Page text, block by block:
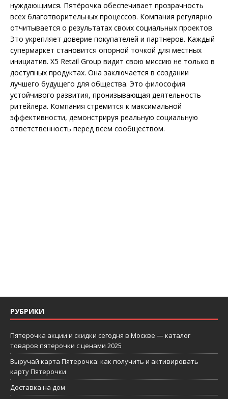
нуждающимся. Пятёрочка обеспечивает прозрачность
всех благотворительных процессов. Компания регулярно
отчитывается о результатах своих социальных проектов.
Это укрепляет доверие покупателей и партнеров. Каждый
супермаркет становится опорной точкой для местных
инициатив. X5 Retail Group видит свою миссию не только в
доступных продуктах. Она заключается в создании
лучшего будущего для общества. Это философия
устойчивого развития, пронизывающая деятельность
ритейлера. Компания стремится к максимальной
эффективности, демонстрируя реальную социальную
ответственность перед всем сообществом.
РУБРИКИ
Пятерочка акции и скидки сегодня в Москве — каталог
товаров пятерочки с ценами 2025
Выручай карта Пятерочка: как получить и активировать
карту Пятерочки
Доставка на дом